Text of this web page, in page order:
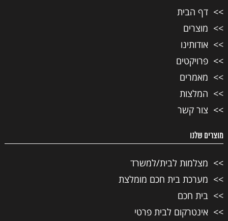
דף הבית
מוצרים
אודותינו
פרויקטים
מאמרים
המלצות
צור קשר
מוצרים שלנו
מצלמות לבית/למשרד
מערכת בית חכם מומלצת
בית חכם
אינטרקום לבית פרטי